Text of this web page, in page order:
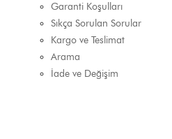
Garanti Koşulları
Sıkça Sorulan Sorular
Kargo ve Teslimat
Arama
İade ve Değişim